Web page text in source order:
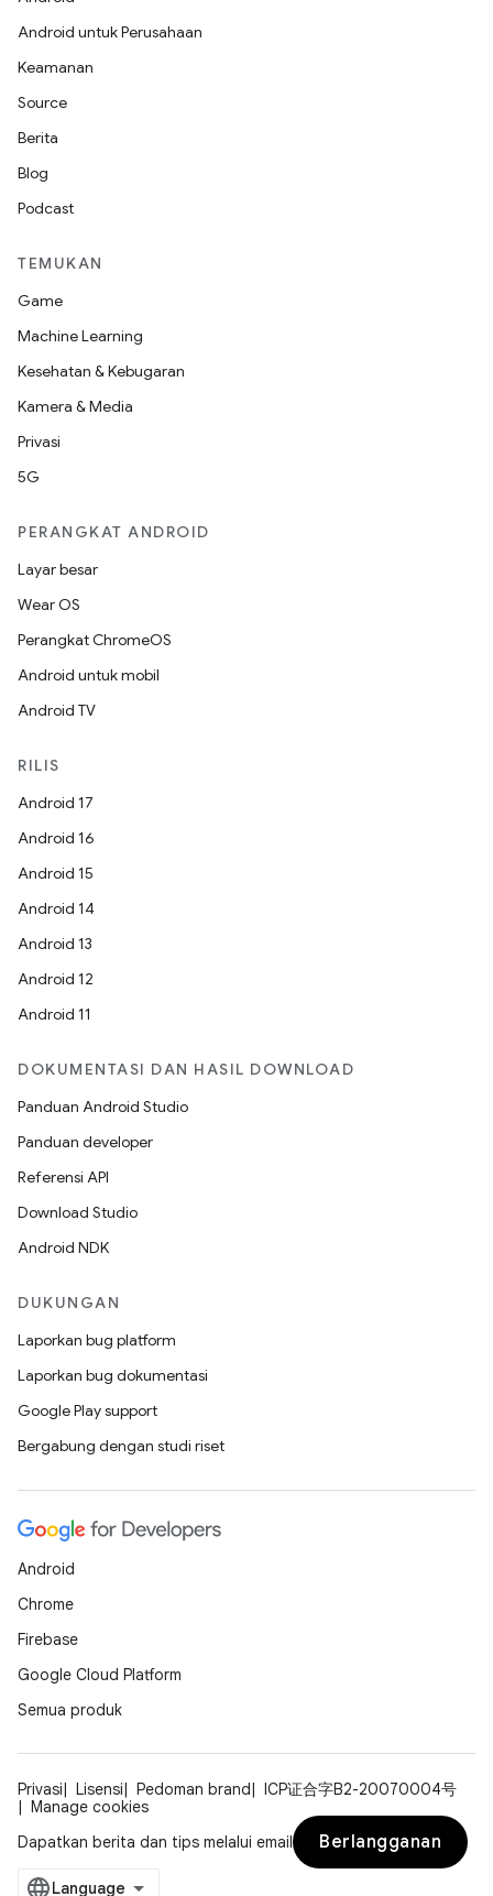
Android untuk Perusahaan
Keamanan
Source
Berita
Blog
Podcast
TEMUKAN
Game
Machine Learning
Kesehatan & Kebugaran
Kamera & Media
Privasi
5G
PERANGKAT ANDROID
Layar besar
Wear OS
Perangkat ChromeOS
Android untuk mobil
Android TV
RILIS
Android 17
Android 16
Android 15
Android 14
Android 13
Android 12
Android 11
DOKUMENTASI DAN HASIL DOWNLOAD
Panduan Android Studio
Panduan developer
Referensi API
Download Studio
Android NDK
DUKUNGAN
Laporkan bug platform
Laporkan bug dokumentasi
Google Play support
Bergabung dengan studi riset
Android
Chrome
Firebase
Google Cloud Platform
Semua produk
Privasi Lisensi Pedoman brand
ICP证合字B2-20070004号
Manage cookies
Dapatkan berita dan tips melalui email
Berlangganan